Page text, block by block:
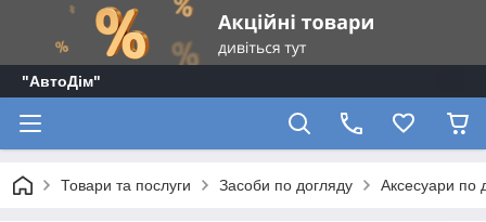
"АвтоДім"
Товари та послуги Засоби по догляду Аксесуари по